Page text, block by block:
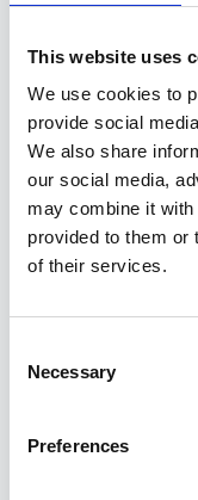
This website uses
We use cookies to
provide social
We also share
our social media,
may combine it with
provided to them or
of their services.
Selection
Necessary
Preferences
su qualsiasi
esercitare i Vostri
potrete
info@assagenti.it
Luogo del
I dati raccolti dal
Titolare del
Europeo e agisce in
POSSONO
BROWSER, così